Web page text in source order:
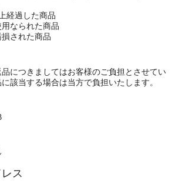
経過した商品
用なられた商品
損された商品
につきましてはお客様のご負担とさせてい
該当する場合は当方で負担いたします。
ス